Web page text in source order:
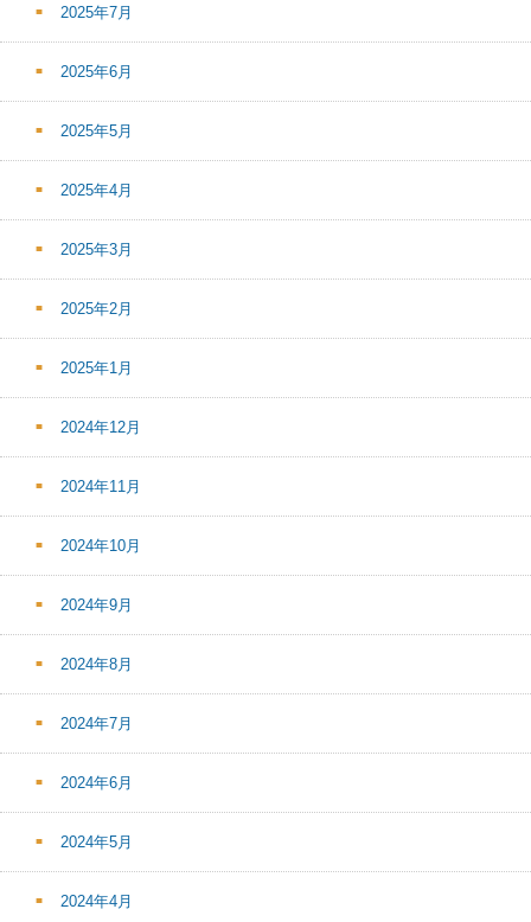
2025年7月
2025年6月
2025年5月
2025年4月
2025年3月
2025年2月
2025年1月
2024年12月
2024年11月
2024年10月
2024年9月
2024年8月
2024年7月
2024年6月
2024年5月
2024年4月